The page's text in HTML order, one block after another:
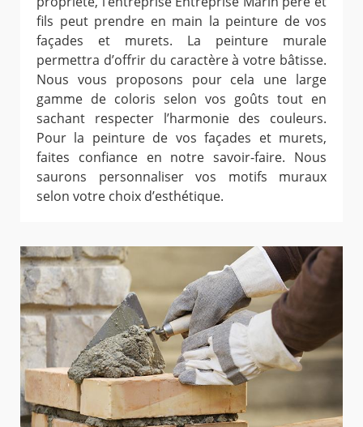
fils peut prendre en main la peinture de vos
façades et murets. La peinture murale
permettra d’offrir du caractère à votre bâtisse.
Nous vous proposons pour cela une large
gamme de coloris selon vos goûts tout en
sachant respecter l’harmonie des couleurs.
Pour la peinture de vos façades et murets,
faites confiance en notre savoir-faire. Nous
saurons personnaliser vos motifs muraux
selon votre choix d’esthétique.